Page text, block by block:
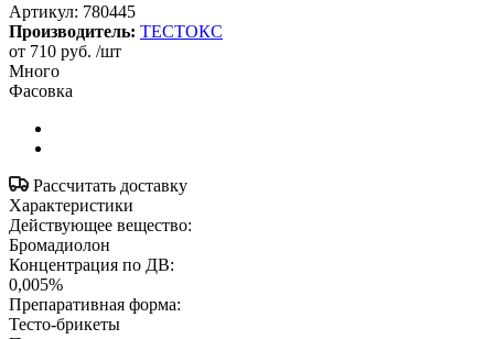
Артикул: 780445
Производитель: ТЕСТОКС
от 710 руб. /шт
Много
Фасовка
Рассчитать доставку
Характеристики
Действующее вещество:
Бромадиолон
Концентрация по ДВ:
0,005%
Препаративная форма:
Тесто-брикеты